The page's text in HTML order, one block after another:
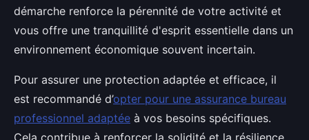
démarche renforce la pérennité de votre activité et
vous offre une tranquillité d'esprit essentielle dans un
environnement économique souvent incertain.
Pour assurer une protection adaptée et efficace, il
est recommandé d’opter pour une assurance bureau
professionnel adaptée à vos besoins spécifiques.